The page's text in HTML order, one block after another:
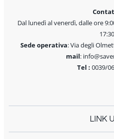
Dal lunedì al venerdì, dalle ore
17:30
Sede operativa: Via degli
mail:
Tel : 0039/
LINK